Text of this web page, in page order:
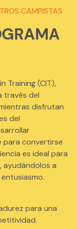
CAMPISTAS
Training (CIT),
través del
disfrutan
del
para convertirse
es ideal para
ayudándolos a
para una